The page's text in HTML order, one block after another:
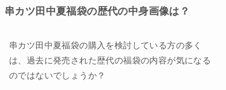
串カツ田中夏福袋の歴代の中身画像は？
串カツ田中夏福袋の購入を検討している方の多く
は、過去に発売された歴代の福袋の内容が気になる
のではないでしょうか？